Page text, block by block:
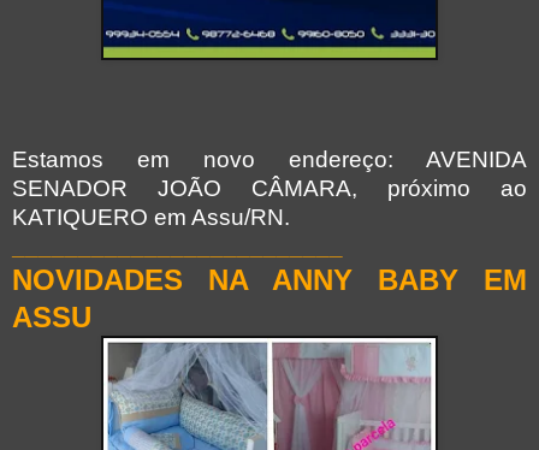
Estamos em novo endereço: AVENIDA
SENADOR JOÃO CÂMARA, próximo ao
KATIQUERO em Assu/RN.
NOVIDADES NA ANNY BABY EM
ASSU